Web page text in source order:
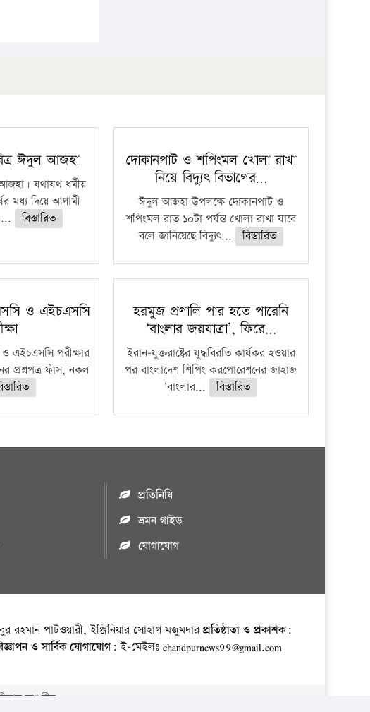
ঈদুল আজহা
যথাযথ ধর্মীয়
মধ্য দিয়ে আগামী
বিস্তারিত
দোকানপাট ও শপিংমল খোলা রাখা
নিয়ে বিদ্যুৎ বিভাগের…
ঈদুল আজহা উপলক্ষে দোকানপাট ও
শপিংমল রাত ১০টা পর্যন্ত খোলা রাখা যাবে
বলে জানিয়েছে বিদ্যুৎ...
বিস্তারিত
ও এইচএসসি
এইচএসসি পরীক্ষার
প্রশ্নপত্র ফাঁস, নকল
হরমুজ প্রণালি পার হতে পারেনি
‘বাংলার জয়যাত্রা’, ফিরে…
ইরান-যুক্তরাষ্ট্রের যুদ্ধবিরতি কার্যকর হওয়ার
পর বাংলাদেশ শিপিং করপোরেশনের জাহাজ
‘বাংলার...
বিস্তারিত
প্রতিনিধি
ভ্রমন গাইড
যোগাযোগ
রহমান পাটওয়ারী, ইঞ্জিনিয়ার সোহাগ মজুমদারপ্রতিষ্ঠাতা ও প্রকাশক:
ও সার্বিক যোগাযোগ: ই-মেইলঃ chandpurnews99@gmail.com
বাঞ্চনীয় ।